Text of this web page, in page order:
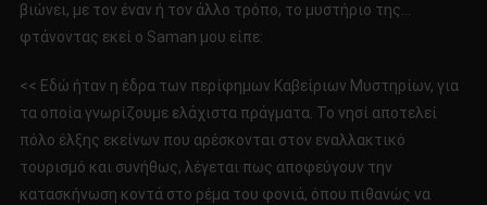
βιώνει, με τον έναν ή τον άλλο τρόπο, το μυστήριo της…
φτάνοντας εκεί ο Saman μου είπε:
<< Εδώ ήταν η έδρα των περίφημων Καβείριων Μυστηρίων, για
τα οποία γνωρίζουμε ελάχιστα πράγματα. Το νησί αποτελεί
πόλο έλξης εκείνων που αρέσκονται στον εναλλακτικό
τουρισμό και συνήθως, λέγεται πως αποφεύγουν την
κατασκήνωση κοντά στο ρέμα του φονιά, όπου πιθανώς να